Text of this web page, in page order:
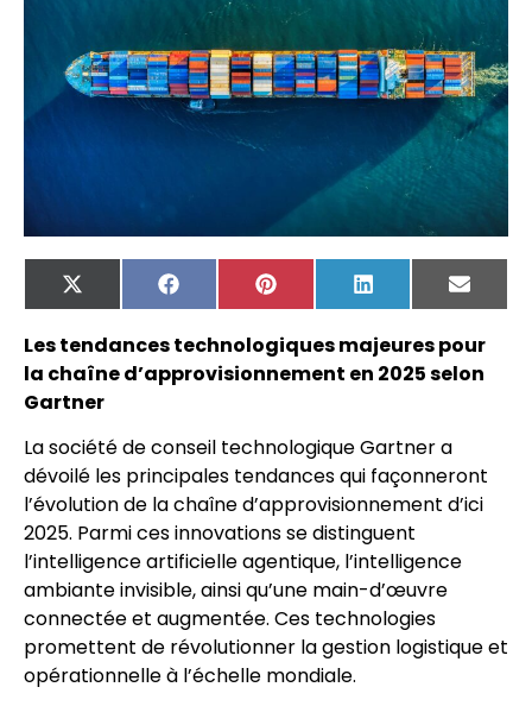
X
(Twitter)
FacebookPinterest LinkedIn
Email
Les tendances technologiques majeures pour
la chaîne d’approvisionnement en 2025 selon
Gartner
La société de conseil technologique Gartner a
dévoilé les principales tendances qui façonneront
l’évolution de la chaîne d’approvisionnement d’ici
2025. Parmi ces innovations se distinguent
l’intelligence artificielle agentique, l’intelligence
ambiante invisible, ainsi qu’une main-d’œuvre
connectée et augmentée. Ces technologies
promettent de révolutionner la gestion logistique et
opérationnelle à l’échelle mondiale.